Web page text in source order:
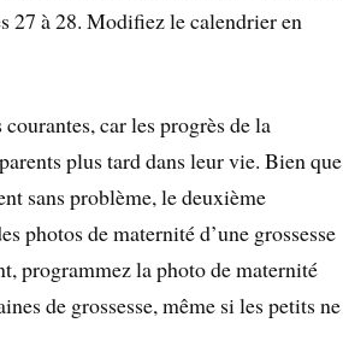
27 à 28. Modifiez le calendrier en
car les progrès de la
plus tard dans leur vie. Bien que
sans problème, le deuxième
photos de maternité d’une grossesse
programmez la photo de maternité
de grossesse, même si les petits ne